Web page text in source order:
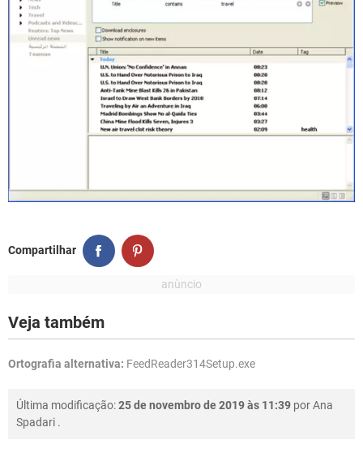
Compartilhar
Veja também
Ortografia alternativa: FeedReader314Setup.exe
Última modificação:25 de novembro de 2019 às 11:39 porAna
Spadari .